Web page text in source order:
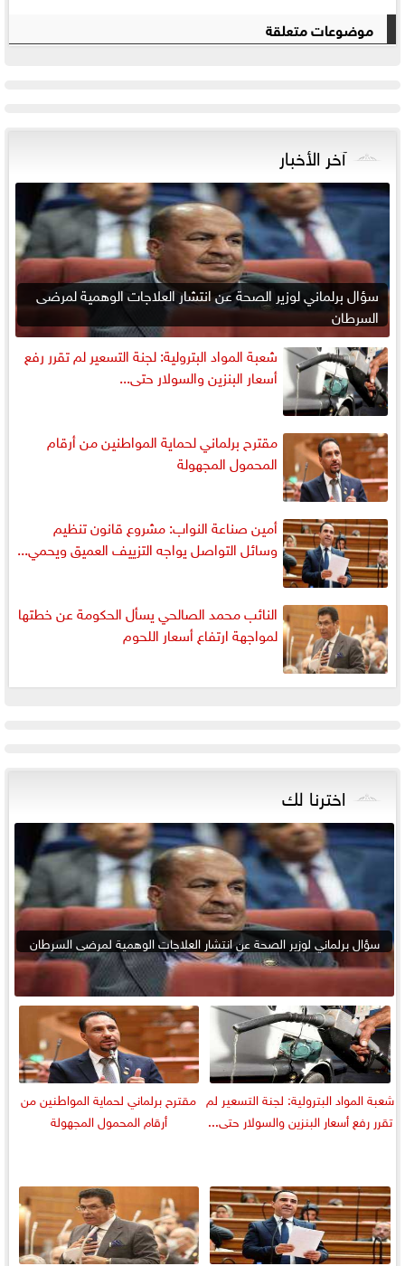
موضوعات متعلقة
آخر الأخبار
سؤال برلماني لوزير الصحة عن انتشار العلاجات الوهمية لمرضى
السرطان
شعبة المواد البترولية: لجنة التسعير لم تقرر رفع
أسعار البنزين والسولار حتى...
مقترح برلماني لحماية المواطنين من أرقام
المحمول المجهولة
أمين صناعة النواب: مشروع قانون تنظيم
وسائل التواصل يواجه التزييف العميق ويحمي...
النائب محمد الصالحي يسأل الحكومة عن خطتها
لمواجهة ارتفاع أسعار اللحوم
اخترنا لك
سؤال برلماني لوزير الصحة عن انتشار العلاجات الوهمية لمرضى السرطان
شعبة المواد البترولية: لجنة التسعير لم
تقرر رفع أسعار البنزين والسولار حتى...
مقترح برلماني لحماية المواطنين من
أرقام المحمول المجهولة